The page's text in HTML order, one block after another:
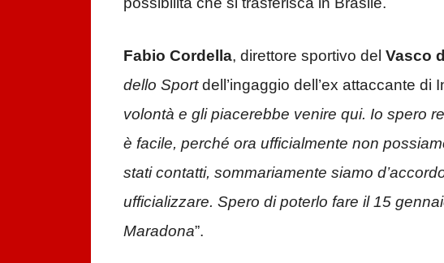
Fabio Cordella, direttore sportivo del Vasco
dello Sportdell’ingaggio dell’ex attaccante di
volontà e gli piacerebbe venire qui. Io spero
è facile, perché ora ufficialmente non
stati contatti, sommariamente siamo
ufficializzare. Spero di poterlo fare il 15
Maradona”.